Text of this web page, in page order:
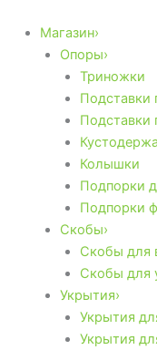
содержимому
Магазин›
Опоры›
Триножки
Подставки
Подставки
Колышки
Подпорки
Подпорки
Скобы›
Скобы для
Скобы для
Укрытия›
Укрытия
Укрытия
товара
200*150мм